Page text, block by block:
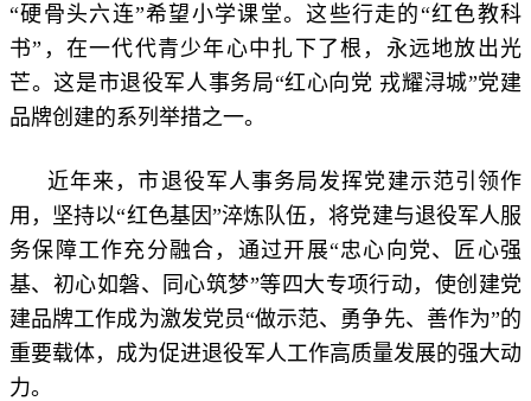
“硬骨头六连”希望小学课堂。这些行走的“红色教科
书”，在一代代青少年心中扎下了根，永远地放出光
芒。这是市退役军人事务局“红心向党 戎耀浔城”党建
品牌创建的系列举措之一。
近年来， 市退役军人事务局发挥党建示范引领作
用，坚持以“红色基因”淬炼队伍，将党建与退役军人服
务保障工作充分融合，通过开展“忠心向党、匠心强
基、初心如磐、同心筑梦”等四大专项行动，使创建党
建品牌工作成为激发党员“做示范、勇争先、善作为”的
重要载体，成为促进退役军人工作高质量发展的强大动
力。